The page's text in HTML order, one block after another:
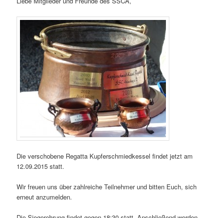
Die verschobene Regatta Kupferschmiedkessel findet jetzt am
12.09.2015 statt.
Wir freuen uns über zahlreiche Teilnehmer und bitten Euch, sich
erneut anzumelden.